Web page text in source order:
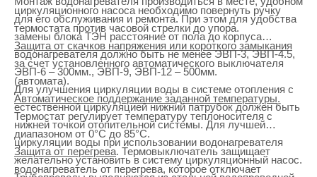
циркуляционного насоса необходимо повернуть ручку
термостата против часовой стрелки до упора.
Защита от скачков напряжения или короткого замыкания
за счет установленного автоматического выключателя
(автомата).
Автоматическое поддержание заданной температуры.
Термостат регулирует температуру теплоносителя с
диапазоном от 0°С до 85°С.
Защита от перегрева. Термовыключатель защищает
водонагреватель от перегрева, которое отключает
для его обслуживания и ремонта. При этом для удобства
замены блока ТЭН расстояние от пола до корпуса
водонагревателя должно быть не менее ЭВП-3, ЭВП-4.5,
ЭВП-6 – 300мм., ЭВП-9, ЭВП-12 – 500мм.
Для улучшения циркуляции воды в системе отопления с
естественной циркуляцией нижний патрубок должен быть
нижней точкой отопительной системы. Для лучшей
циркуляции воды при использовании водонагревателя
желательно установить в систему циркуляционный насос.